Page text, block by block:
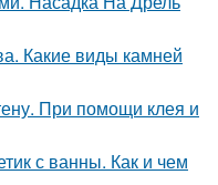
Какие виды камней
При помощи клея и
с ванны. Как и чем